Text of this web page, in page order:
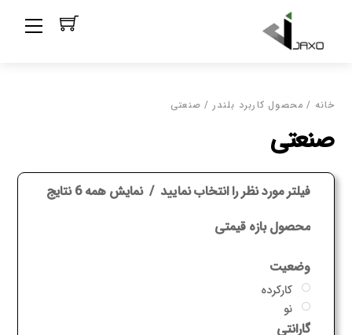
content
خانه / محصول کاربرد بلندر / صنعتی
صنعتی
فیلتر مورد نظر را انتخاب نمایید نمایش همه 6 نتایج
محصول بازه قیمتی
وضعیت
کارکرده
نو
گارانتی